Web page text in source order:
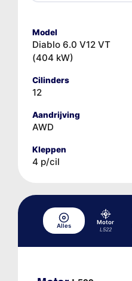
Model
Diablo 6.0 V12 VT
(404 kW)
Cilinders
12
Aandrijving
AWD
Kleppen
4 p/cil
Alles
Motor
L522